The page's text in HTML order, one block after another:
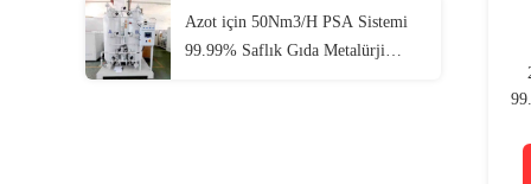
Azot için 50Nm3/H PSA Sistemi
99.99% Saflık Gıda Metalürji